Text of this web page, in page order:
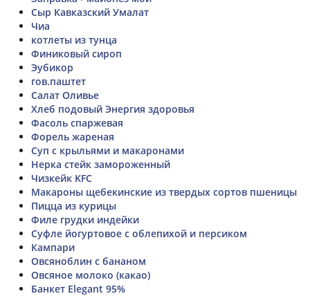
Сыр Кавказский Умалат
Чиа
котлеты из тунца
Финиковый сироп
Эубикор
гов.паштет
Салат Оливье
Хлеб подовый Энергия здоровья
Фасоль спаржевая
Форель жареная
Суп с крыльями и макаронами
Нерка стейк замороженный
Чизкейк KFC
Макароны щебекинские из твердых сортов пшеницы
Пицца из курицы
Филе грудки индейки
Суфле йогуртовое с облепихой и персиком
Кампари
Овсяноблин с бананом
Овсяное молоко (какао)
Банкет Elegant 95%